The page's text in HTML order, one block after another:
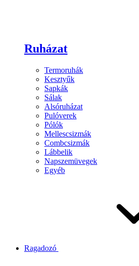
Ruházat
Termoruhák
Kesztyűk
Sapkák
Sálak
Alsóruházat
Pulóverek
Pólók
Mellescsizmák
Combcsizmák
Lábbelik
Napszemüvegek
Egyéb
Ragadozó